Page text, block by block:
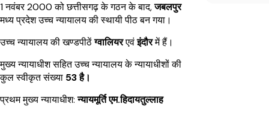
1 नवंबर 2000 को छत्तीसगढ़ के गठन के बाद,जबलपुर
मध्य प्रदेश उच्च न्यायालय की स्थायी पीठ बन गया।
उच्च न्यायालय की खण्डपीठेंग्वालियरएवंइंदौरमें हैं।
मुख्य न्यायाधीश सहित उच्च न्यायालय के न्यायाधीशों की
कुल स्वीकृत संख्या 53 है।
प्रथम मुख्य न्यायाधीश:न्यायमूर्ति एम.हिदायतुल्लाह